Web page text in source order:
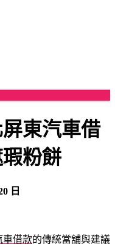
東汽車借
粉餅
日
車借款的傳統當舖與建議